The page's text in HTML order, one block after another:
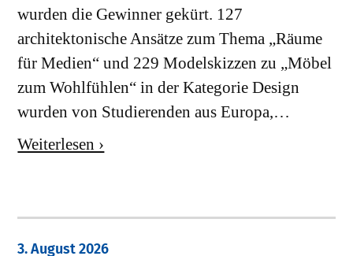
wurden die Gewinner gekürt. 127
architektonische Ansätze zum Thema „Räume
für Medien“ und 229 Modelskizzen zu „Möbel
zum Wohlfühlen“ in der Kategorie Design
wurden von Studierenden aus Europa,…
Weiterlesen ›
3. August 2026